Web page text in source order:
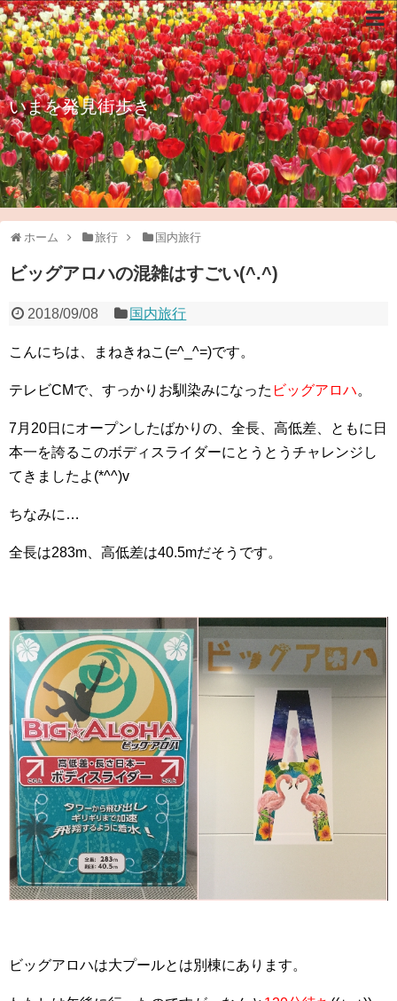
いまを発見街歩き
ホーム 旅行 国内旅行
ビッグアロハの混雑はすごい(^.^)
2018/09/08 国内旅行
こんにちは、まねきねこ(=^_^=)です。
テレビCMで、すっかりお馴染みになった ビッグアロハ。
7月20日にオープンしたばかりの、全長、高低差、ともに日
本一を誇るこのボディスライダーにとうとうチャレンジし
てきましたよ(*^^)v
ちなみに…
全長は283m、高低差は40.5mだそうです。
ビッグアロハは大プールとは別棟にあります。